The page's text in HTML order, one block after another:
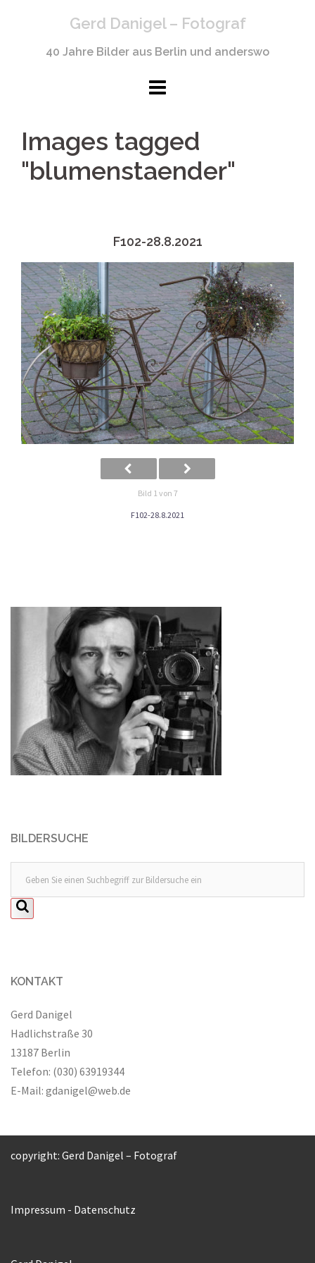
Gerd Danigel – Fotograf
40 Jahre Bilder aus Berlin und anderswo
Images tagged
"blumenstaender"
F102-28.8.2021
Bild 1 von 7
F102-28.8.2021
BILDERSUCHE
KONTAKT
Gerd Danigel
Hadlichstraße 30
13187 Berlin
Telefon: (030) 63919344
E-Mail: gdanigel@web.de
copyright: Gerd Danigel – Fotograf
Impressum - Datenschutz